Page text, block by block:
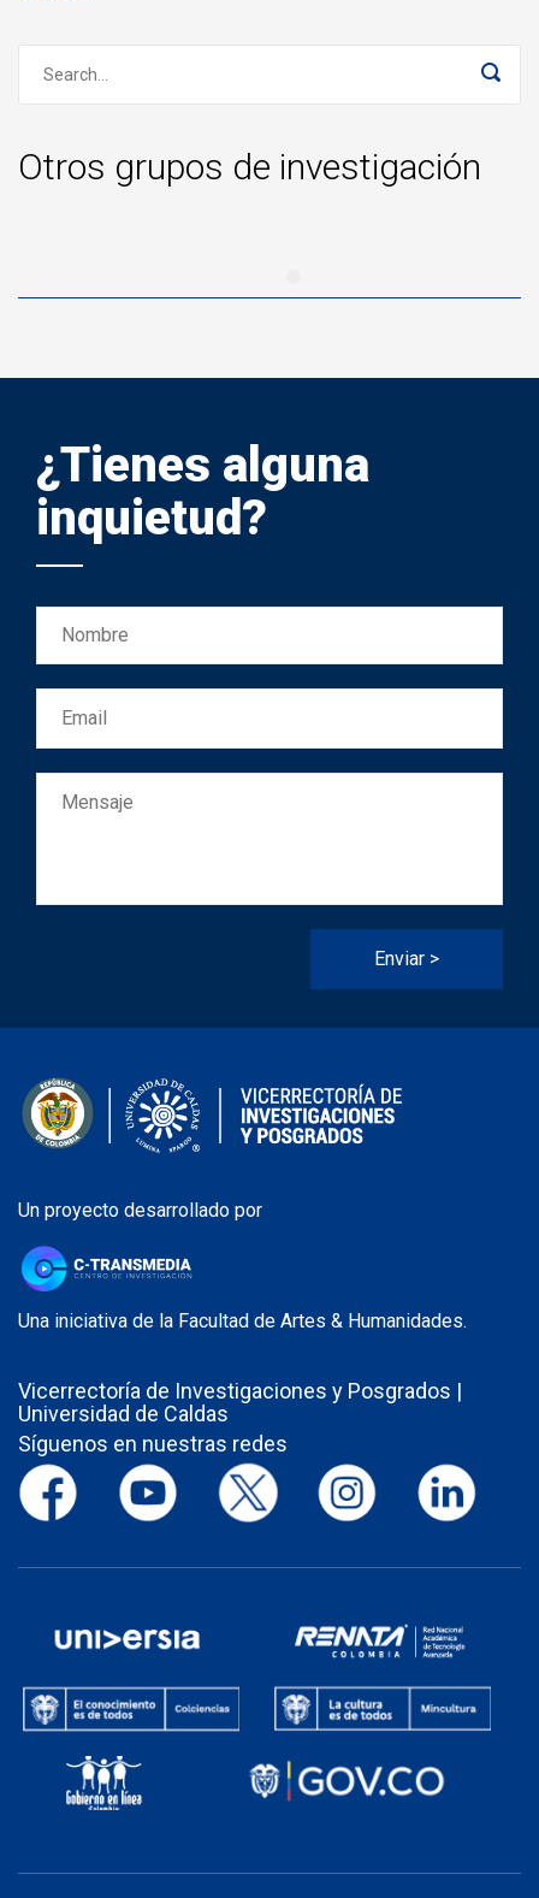
Otros grupos de investigación
¿Tienes alguna
inquietud?
Un proyecto desarrollado por
Una iniciativa de la Facultad de Artes & Humanidades.
Vicerrectoría de Investigaciones y Posgrados |
Universidad de Caldas
Síguenos en nuestras redes